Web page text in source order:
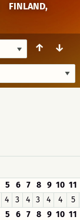
FINLAND,
↑ ↓
5 6 7 8 9 10 11
4 3 4 3 4 4
5
5 6 7 8 9 10 11